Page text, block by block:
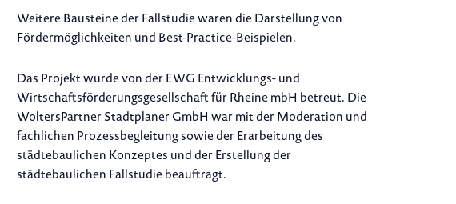
Weitere Bausteine der Fallstudie waren die Darstellung von
Fördermöglichkeiten und Best-Practice-Beispielen.
Das Projekt wurde von der EWG Entwicklungs- und
Wirtschaftsförderungsgesellschaft für Rheine mbH betreut. Die
WoltersPartner Stadtplaner GmbH war mit der Moderation und
fachlichen Prozessbegleitung sowie der Erarbeitung des
städtebaulichen Konzeptes und der Erstellung der
städtebaulichen Fallstudie beauftragt.